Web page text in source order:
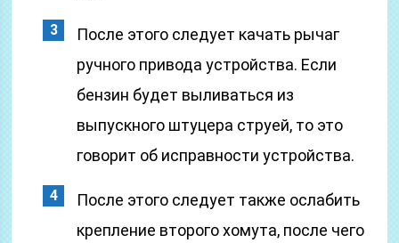
После этого следует качать рычаг
ручного привода устройства. Если
бензин будет выливаться из
выпускного штуцера струей, то это
говорит об исправности устройства.
После этого следует также ослабить
крепление второго хомута, после чего